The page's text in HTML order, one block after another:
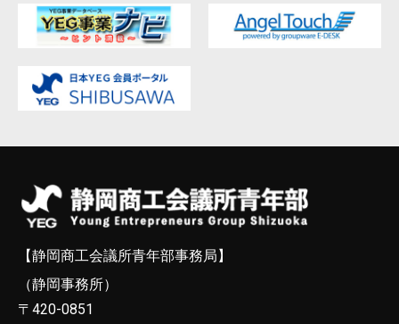
【静岡商工会議所青年部事務局】
（静岡事務所）
〒420-0851